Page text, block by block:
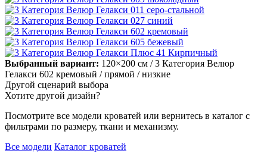
Выбранный вариант: 120×200 см / 3 Категория Велюр
Гелакси 602 кремовый / прямой / низкие
Другой сценарий выбора
Хотите другой дизайн?
Посмотрите все модели кроватей или вернитесь в каталог с
фильтрами по размеру, ткани и механизму.
Все модели Каталог кроватей